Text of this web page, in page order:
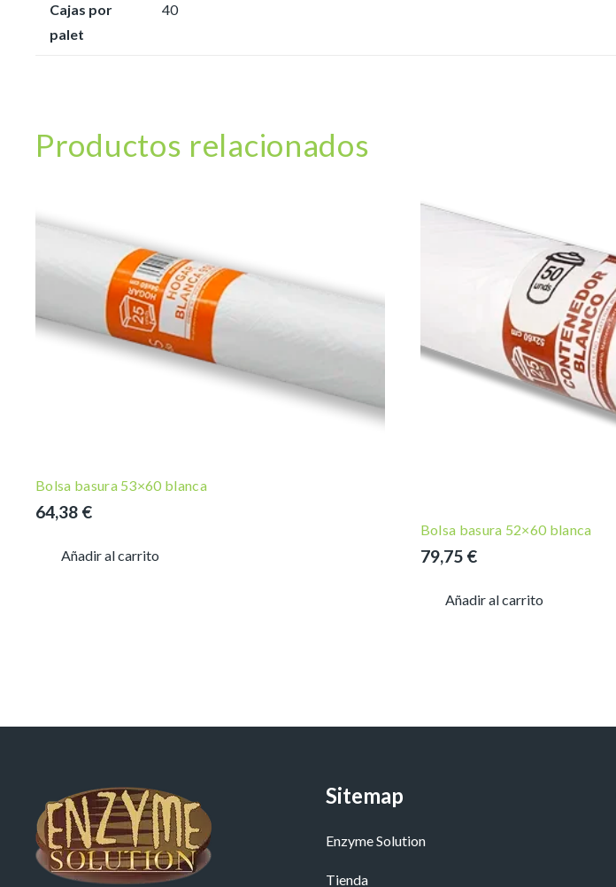
Cajas por
palet
40
Productos relacionados
Bolsa basura 53×60 blanca
64,38 €
Añadir al carrito
Bolsa basura 52×60 blanca
79,75 €
Añadir al carrito
Sitemap
Enzyme Solution
Tienda